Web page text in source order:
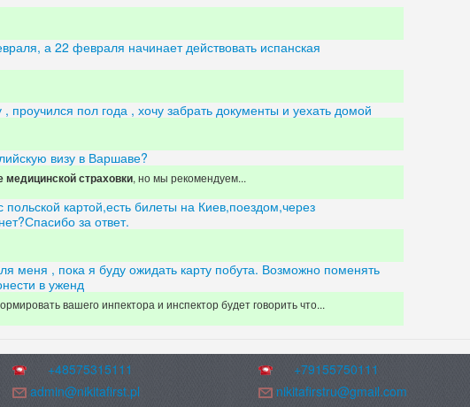
а 22 февраля начинает действовать испанская
проучился пол года , хочу забрать документы и уехать домой
визу в Варшаве?
медицинской страховки, но мы рекомендуем...
картой,есть билеты на Киев,поездом,через
за ответ.
меня , пока я буду ожидать карту побута. Возможно поменять
в уженд
вашего инпектора и инспектор будет говорить что...
+48575315111
admin@nikitafirst.pl
+79155750111
nikitafirstru@gmail.com